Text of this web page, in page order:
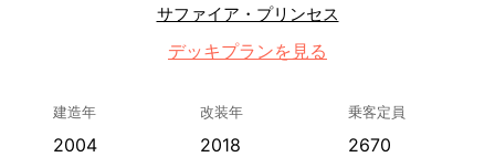
サファイア・プリンセス
デッキプランを見る
建造年
2004
改装年
2018
乗客定員
2670